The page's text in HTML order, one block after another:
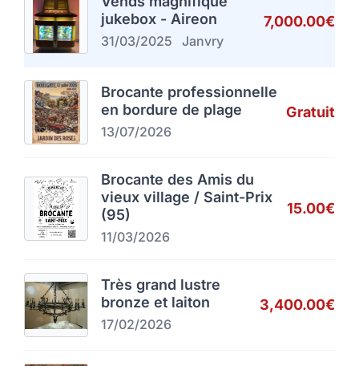
jukebox - Aireon
31/03/2025 Janvry
7,000.00€
Brocante professionnelle
en bordure de plage
13/07/2026
Gratuit
Brocante des Amis du
vieux village / Saint-Prix
(95)
11/03/2026
15.00€
Très grand lustre
bronze et laiton
17/02/2026
3,400.00€